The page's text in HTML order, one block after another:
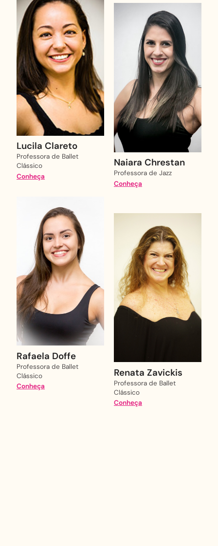
Lucila Clareto
Professora de Ballet
Clássico
Conheça
Naiara Chrestan
Professora de Jazz
Conheça
Rafaela Doffe
Professora de Ballet
Clássico
Conheça
Renata Zavickis
Professora de Ballet
Clássico
Conheça